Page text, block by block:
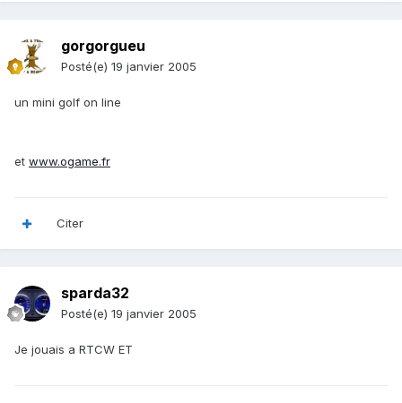
gorgorgueu
Posté(e) 19 janvier 2005
un mini golf on line
et www.ogame.fr
Citer
sparda32
Posté(e) 19 janvier 2005
Je jouais a RTCW ET